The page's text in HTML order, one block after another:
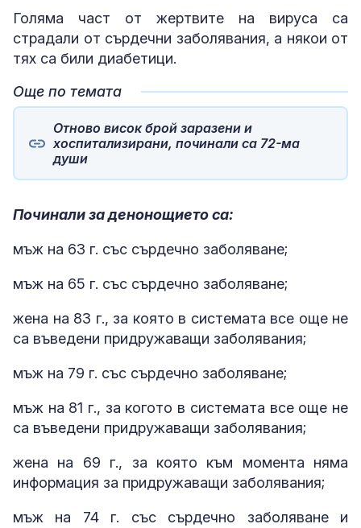
Голяма част от жертвите на вируса са
страдали от сърдечни заболявания, а някои от
тях са били диабетици.
Още по темата
Отново висок брой заразени и
хоспитализирани, починали са 72-ма
души
Починали за денонощието са:
мъж на 63 г. със сърдечно заболяване;
мъж на 65 г. със сърдечно заболяване;
жена на 83 г., за която в системата все още не
са въведени придружаващи заболявания;
мъж на 79 г. със сърдечно заболяване;
мъж на 81 г., за когото в системата все още не
са въведени придружаващи заболявания;
жена на 69 г., за която към момента няма
информация за придружаващи заболявания;
мъж на 74 г. със сърдечно заболяване и